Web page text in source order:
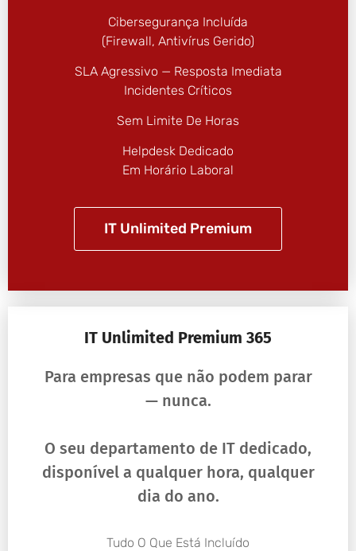
Cibersegurança Incluída
(firewall, Antivírus Gerido)
SLA Agressivo — Resposta Imediata
Incidentes Críticos
Sem Limite De Horas
Helpdesk Dedicado
Em Horário Laboral
IT Unlimited Premium
IT Unlimited Premium 365
Para empresas que não podem parar
— nunca.
O seu departamento de IT dedicado,
disponível a qualquer hora, qualquer
dia do ano.
Tudo O Que Está Incluído